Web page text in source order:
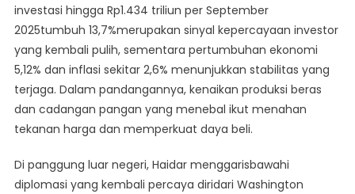
investasi hingga Rp1.434 triliun per September
2025tumbuh 13,7%merupakan sinyal kepercayaan investor
yang kembali pulih, sementara pertumbuhan ekonomi
5,12% dan inflasi sekitar 2,6% menunjukkan stabilitas yang
terjaga. Dalam pandangannya, kenaikan produksi beras
dan cadangan pangan yang menebal ikut menahan
tekanan harga dan memperkuat daya beli.
Di panggung luar negeri, Haidar menggarisbawahi
diplomasi yang kembali percaya diridari Washington